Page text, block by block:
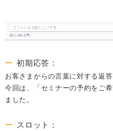
初期応答：
お客さまからの言葉に対する返
今回は、「セミナーの予約をご
ました。
スロット：